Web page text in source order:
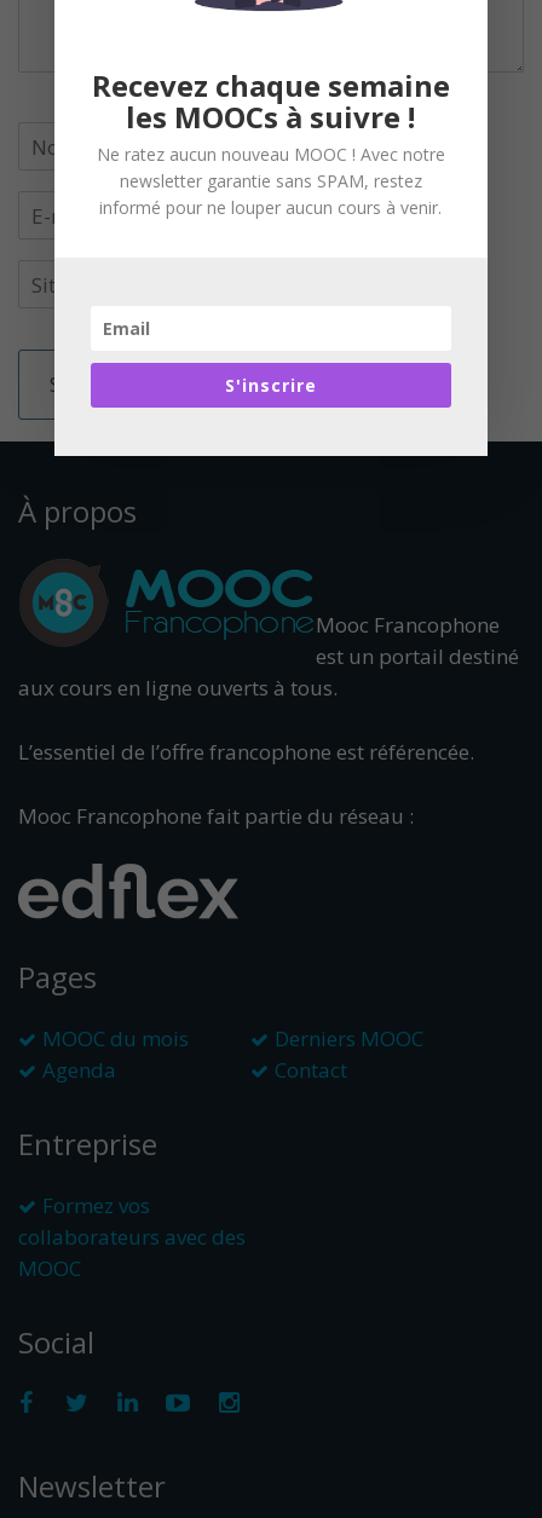
À propos
Mooc Francophone
est un portail destiné
aux cours en ligne ouverts à tous.
L’essentiel de l’offre francophone est référencée.
Mooc Francophone fait partie du réseau :
Pages
MOOC du mois
Derniers MOOC
Agenda
Contact
Entreprise
Formez vos
collaborateurs avec des
MOOC
Social
Newsletter
Recevez chaque semaine
les MOOCs à suivre !
Ne ratez aucun nouveau MOOC ! Avec notre
newsletter garantie sans SPAM, restez
informé pour ne louper aucun cours à venir.
S'inscrire